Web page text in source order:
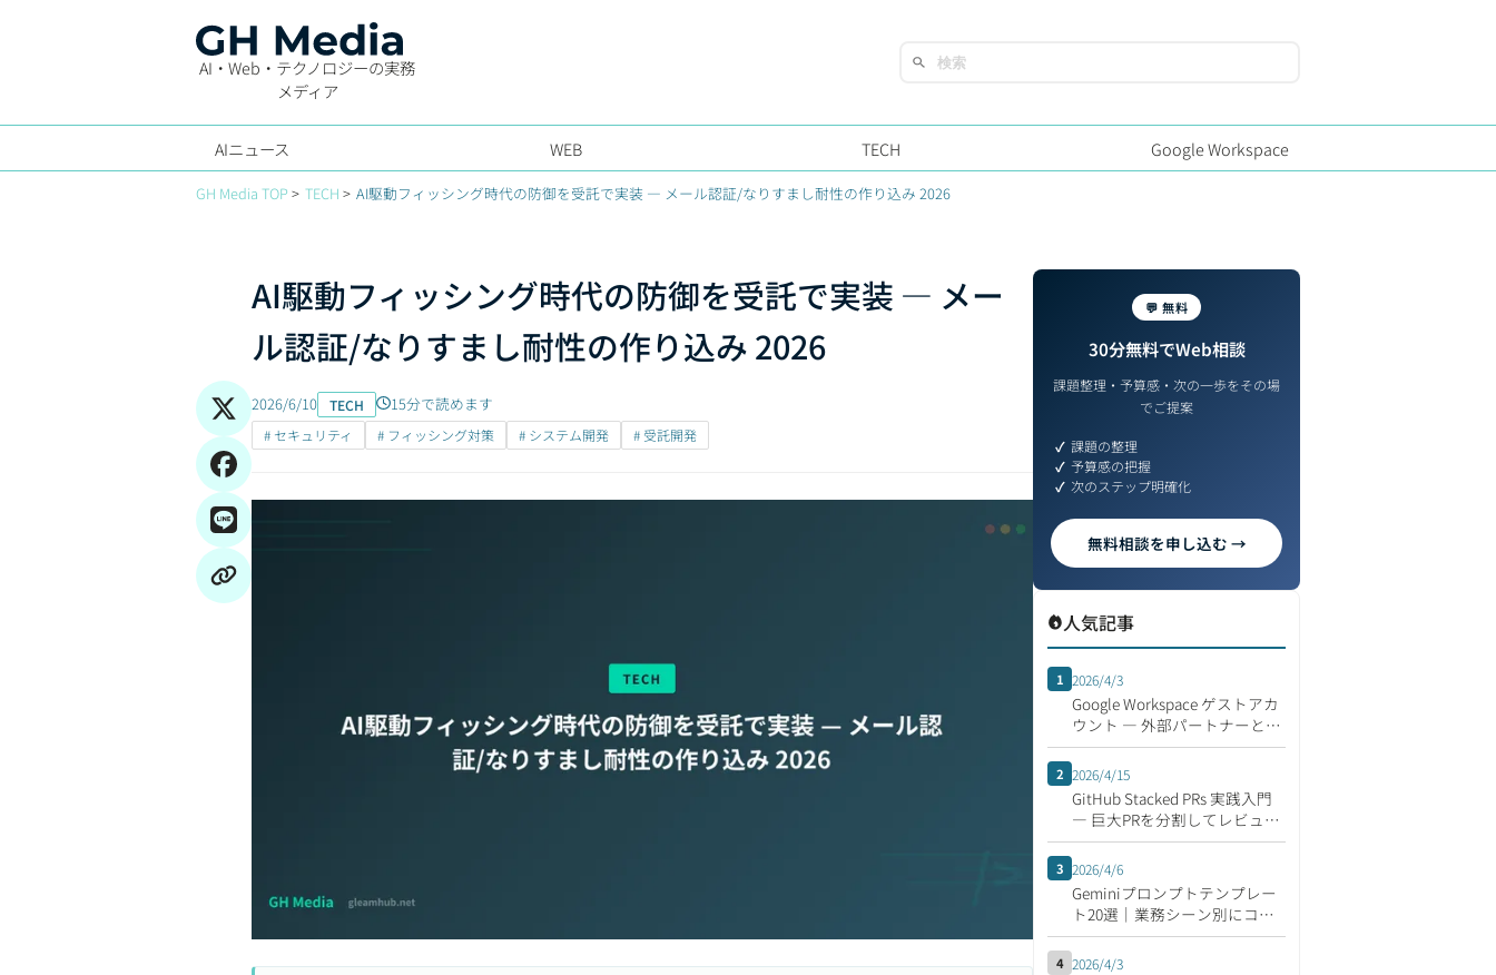
AI・Web・テクノロジーの実務
メディア
AIニュース WEB TECH Google Workspace
GH Media TOP TECH AI駆動フィッシング時代の防御を受託で実装 — メール認証/なりすまし耐性の作り込み 2026
AI駆動フィッシング時代の防御を受託で実装 — メー
ル認証/なりすまし耐性の作り込み 2026
2026/6/10 TECH 15分で読めます
# セキュリティ # フィッシング対策 # システム開発 # 受託開発
💬 無料
30分無料でWeb相談
課題整理・予算感・次の一歩をその場
でご提案
課題の整理
予算感の把握
次のステップ明確化
無料相談を申し込む →
人気記事
1 2026/4/3
Google Workspace ゲストアカ
ウント ― 外部パートナーとの
安全な共同作業
2 2026/4/15
GitHub Stacked PRs 実践入門
― 巨大PRを分割してレビュー
速度を倍にする開発フロー
3 2026/4/6
Geminiプロンプトテンプレー
ト20選｜業務シーン別にコピ
ペで使える集
4 2026/4/3